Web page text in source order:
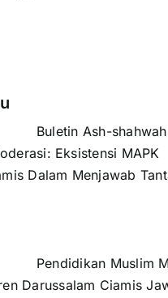
Buletin Ash-
Eksistensi MAPK
Dalam Menjawab
Pendidikan Muslim
Darussalam Ciamis